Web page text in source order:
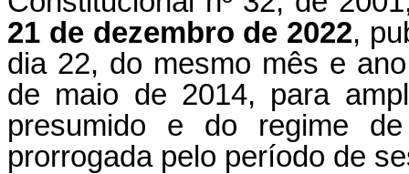
21 de dezembro de 2022,
dia 22, do mesmo mês e
de maio de 2014, para
presumido e do regime
prorrogada pelo período de